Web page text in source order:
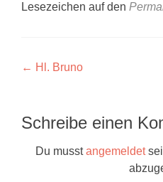
Lesezeichen auf den
← Hl. Bruno
Schreibe einen
Du musstangemeldet